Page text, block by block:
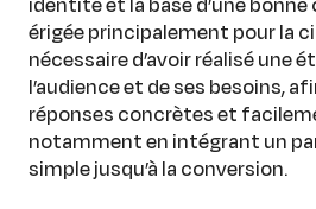
érigée principalement pour la
nécessaire d’avoir réalisé une
l’audience et de ses besoins,
réponses concrètes et
notamment en intégrant un
simple jusqu’à la conversion.